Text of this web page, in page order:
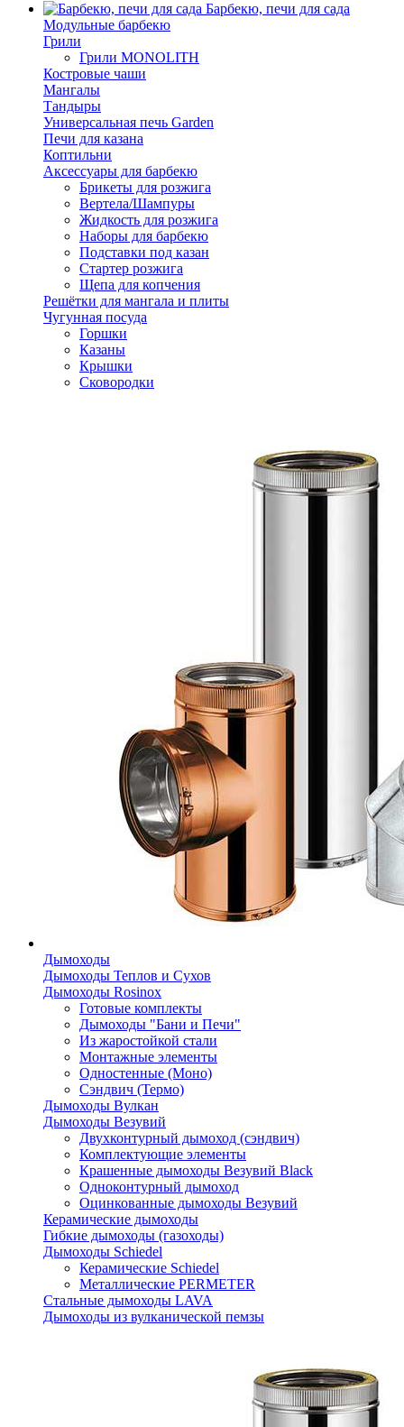
Барбекю, печи для сада
Модульные барбекю
Грили
Грили MONOLITH
Костровые чаши
Мангалы
Тандыры
Универсальная печь Garden
Печи для казана
Коптильни
Аксессуары для барбекю
Брикеты для розжига
Вертела/Шампуры
Жидкость для розжига
Наборы для барбекю
Подставки под казан
Стартер розжига
Щепа для копчения
Решётки для мангала и плиты
Чугунная посуда
Горшки
Казаны
Крышки
Сковородки
Дымоходы
Дымоходы Теплов и Сухов
Дымоходы Rosinox
Готовые комплекты
Дымоходы "Бани и Печи"
Из жаростойкой стали
Монтажные элементы
Одностенные (Моно)
Сэндвич (Термо)
Дымоходы Вулкан
Дымоходы Везувий
Двухконтурный дымоход (сэндвич)
Комплектующие элементы
Крашенные дымоходы Везувий Black
Одноконтурный дымоход
Оцинкованные дымоходы Везувий
Керамические дымоходы
Гибкие дымоходы (газоходы)
Дымоходы Schiedel
Керамические Schiedel
Металлические PERMETER
Стальные дымоходы LAVA
Дымоходы из вулканической пемзы